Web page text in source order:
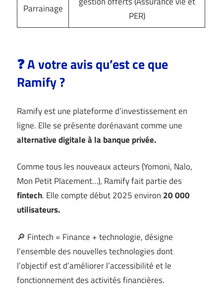
Parrainage
PER)
❓ A votre avis qu’est ce que
Ramify ?
Ramify est une plateforme d’investissement en
ligne. Elle se présente dorénavant comme une
alternative digitale à la banque privée.
Comme tous les nouveaux acteurs (Yomoni, Nalo,
Mon Petit Placement…), Ramify fait partie des
fintech. Elle compte début 2025 environ 20 000
utilisateurs.
🔎 Fintech = Finance + technologie, désigne
l’ensemble des nouvelles technologies dont
l’objectif est d’améliorer l’accessibilité et le
fonctionnement des activités financières.